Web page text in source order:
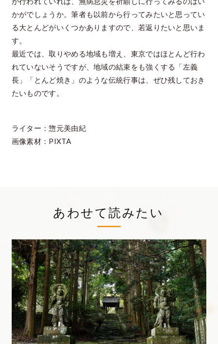
かがでしょうか。筆者も以前から行ってみたいと思ってい
る大とんどがいくつかありますので、若返りたいと思いま
す。
最近では、取りやめる地域も増え、東京ではほとんど行わ
れていないそうですが、地域の結束をも強くする「左義
長」「とんど焼き」のような伝統行事は、ぜひ残しておき
たいものです。
ライター：惣元美由紀
画像素材：PIXTA
あわせて読みたい